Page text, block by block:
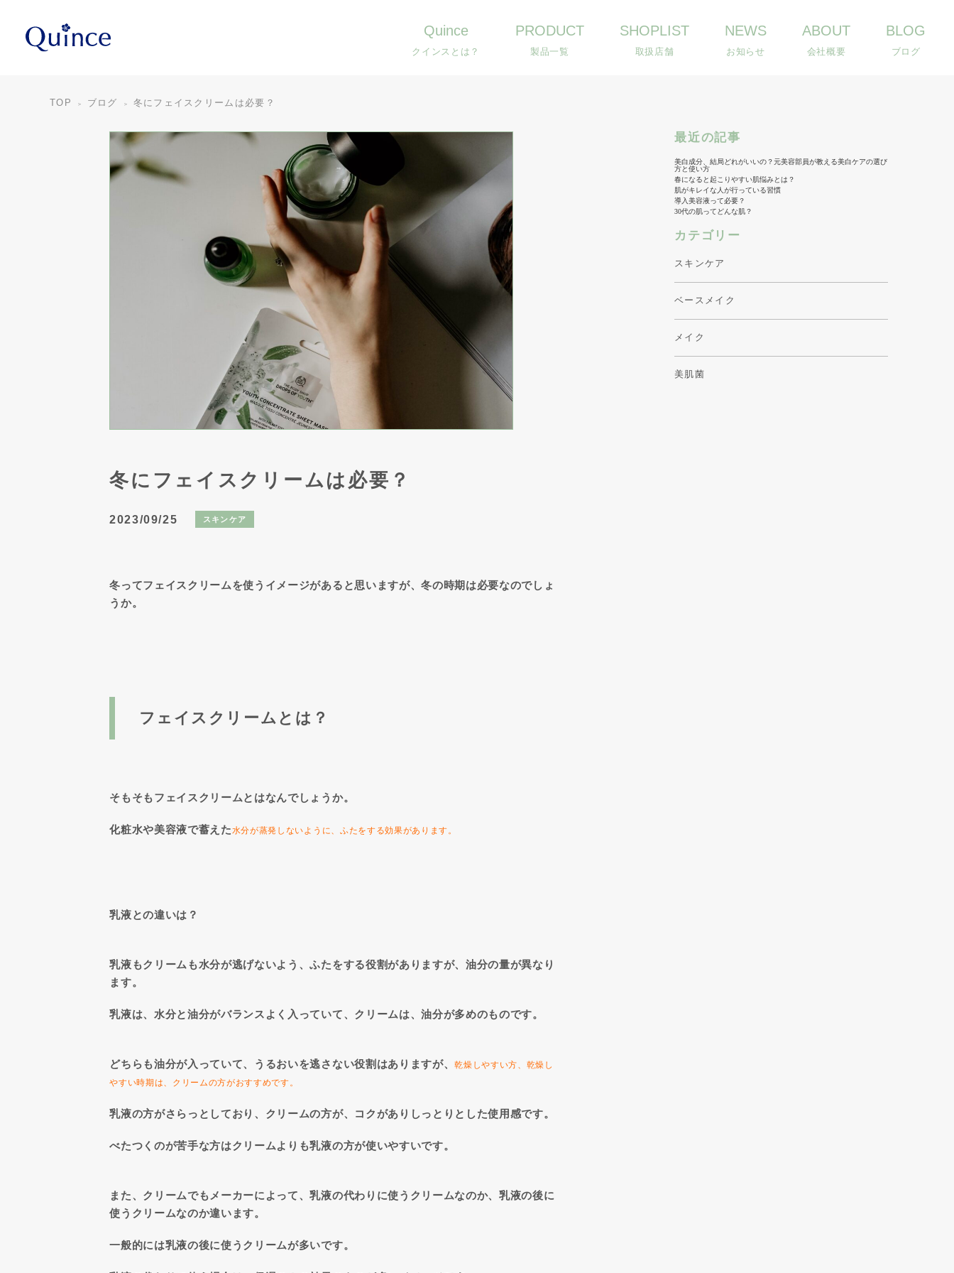
Quince
クインスとは？
PRODUCT
製品一覧
SHOPLIST
取扱店舗
NEWS
お知らせ
ABOUT
会社概要
BLOG
ブログ
TOP ＞ ブログ ＞ 冬にフェイスクリームは必要？
冬にフェイスクリームは必要？
2023/09/25 スキンケア
冬ってフェイスクリームを使うイメージがあると思いますが、冬の時期は必要なのでしょ
うか。
フェイスクリームとは？
そもそもフェイスクリームとはなんでしょうか。
化粧水や美容液で蓄えた水分が蒸発しないように、ふたをする効果があります。
乳液との違いは？
乳液もクリームも水分が逃げないよう、ふたをする役割がありますが、油分の量が異なり
ます。
乳液は、水分と油分がバランスよく入っていて、クリームは、油分が多めのものです。
どちらも油分が入っていて、うるおいを逃さない役割はありますが、乾燥しやすい方、乾燥し
やすい時期は、クリームの方がおすすめです。
乳液の方がさらっとしており、クリームの方が、コクがありしっとりとした使用感です。
べたつくのが苦手な方はクリームよりも乳液の方が使いやすいです。
また、クリームでもメーカーによって、乳液の代わりに使うクリームなのか、乳液の後に
使うクリームなのか違います。
一般的には乳液の後に使うクリームが多いです。
最近の記事
美白成分、結局どれがいいの？元美容部員が教える美白ケアの選び
方と使い方
春になると起こりやすい肌悩みとは？
肌がキレイな人が行っている習慣
導入美容液って必要？
30代の肌ってどんな肌？
カテゴリー
スキンケア
ベースメイク
メイク
美肌菌